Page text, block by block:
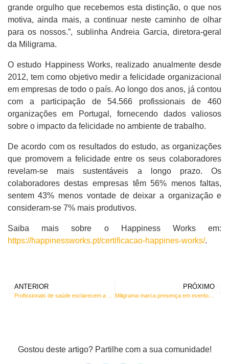
grande orgulho que recebemos esta distinção, o que nos
motiva, ainda mais, a continuar neste caminho de olhar
para os nossos.”, sublinha Andreia Garcia, diretora-geral
da Miligrama.
O estudo Happiness Works, realizado anualmente desde
2012, tem como objetivo medir a felicidade organizacional
em empresas de todo o país. Ao longo dos anos, já contou
com a participação de 54.566 profissionais de 460
organizações em Portugal, fornecendo dados valiosos
sobre o impacto da felicidade no ambiente de trabalho.
De acordo com os resultados do estudo, as organizações
que promovem a felicidade entre os seus colaboradores
revelam-se mais sustentáveis a longo prazo. Os
colaboradores destas empresas têm 56% menos faltas,
sentem 43% menos vontade de deixar a organização e
consideram-se 7% mais produtivos.
Saiba mais sobre o Happiness Works em:
https://happinessworks.pt/certificacao-happines-works/.
ANTERIOR PRÓXIMO
Miligrama marca presença em evento sobre saúde mental e prevenção do suicídio
Gostou deste artigo? Partilhe com a sua comunidade!